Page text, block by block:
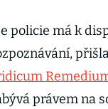
policie má k
právem na